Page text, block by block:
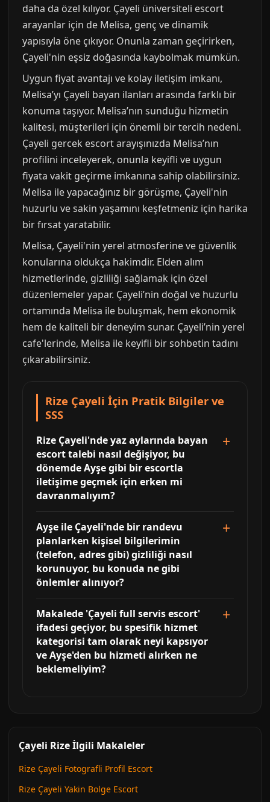
daha da özel kılıyor. Çayeli üniversiteli escort
arayanlar için de Melisa, genç ve dinamik
yapısıyla öne çıkıyor. Onunla zaman geçirirken,
Çayeli'nin eşsiz doğasında kaybolmak mümkün.
Uygun fiyat avantajı ve kolay iletişim imkanı,
Melisa’yı Çayeli bayan ilanları arasında farklı bir
konuma taşıyor. Melisa’nın sunduğu hizmetin
kalitesi, müşterileri için önemli bir tercih nedeni.
Çayeli gercek escort arayışınızda Melisa’nın
profilini inceleyerek, onunla keyifli ve uygun
fiyata vakit geçirme imkanına sahip olabilirsiniz.
Melisa ile yapacağınız bir görüşme, Çayeli'nin
huzurlu ve sakin yaşamını keşfetmeniz için harika
bir fırsat yaratabilir.
Melisa, Çayeli'nin yerel atmosferine ve güvenlik
konularına oldukça hakimdir. Elden alım
hizmetlerinde, gizliliği sağlamak için özel
düzenlemeler yapar. Çayeli’nin doğal ve huzurlu
ortamında Melisa ile buluşmak, hem ekonomik
hem de kaliteli bir deneyim sunar. Çayeli’nin yerel
cafe'lerinde, Melisa ile keyifli bir sohbetin tadını
çıkarabilirsiniz.
Rize Çayeli İçin Pratik Bilgiler ve
SSS
Rize Çayeli'nde yaz aylarında bayan
escort talebi nasıl değişiyor, bu
dönemde Ayşe gibi bir escortla
iletişime geçmek için erken mi
davranmalıyım?
Ayşe ile Çayeli'nde bir randevu
planlarken kişisel bilgilerimin
(telefon, adres gibi) gizliliği nasıl
korunuyor, bu konuda ne gibi
önlemler alınıyor?
Makalede 'Çayeli full servis escort'
ifadesi geçiyor, bu spesifik hizmet
kategorisi tam olarak neyi kapsıyor
ve Ayşe'den bu hizmeti alırken ne
beklemeliyim?
Çayeli Rize İlgili Makaleler
Rize Çayeli Fotografli Profil Escort
Rize Çayeli Yakin Bolge Escort